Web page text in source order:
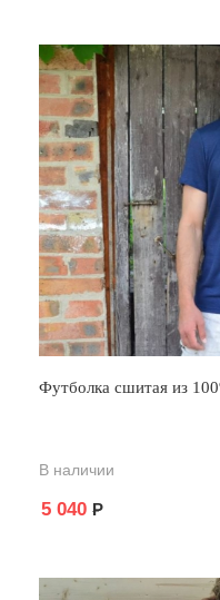
Футболка сшитая из
В наличии
5 040 Р